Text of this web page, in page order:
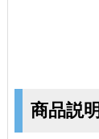
商品説明